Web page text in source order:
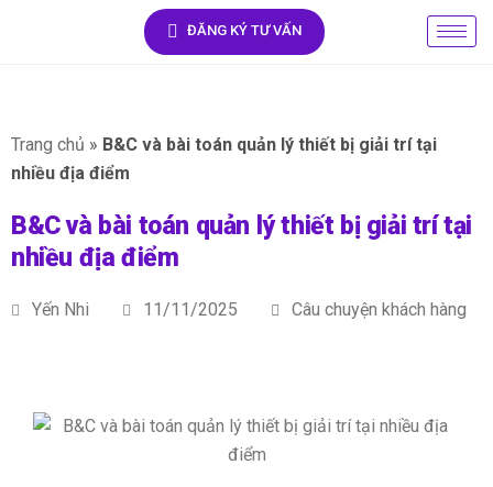
ĐĂNG KÝ TƯ VẤN
Trang chủ » B&C và bài toán quản lý thiết bị giải trí tại
nhiều địa điểm
B&C và bài toán quản lý thiết bị giải trí tại
nhiều địa điểm
Yến Nhi 11/11/2025 Câu chuyện khách hàng